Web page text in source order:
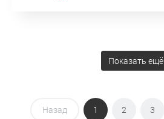
Показать ещё
Назад 1 2 3